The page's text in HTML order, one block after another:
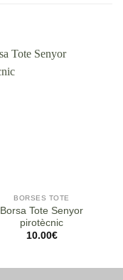
BORSES TOTE
Borsa Tote Senyor
pirotècnic
10.00€